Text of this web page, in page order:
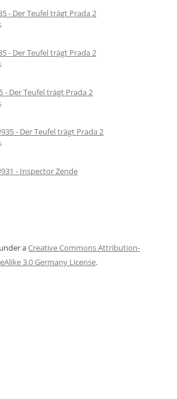
- Der Teufel trägt Prada 2
- Der Teufel trägt Prada 2
- Der Teufel trägt Prada 2
- Der Teufel trägt Prada 2
- Inspector Zende
aCreative Commons Attribution-
3.0 Germany License.